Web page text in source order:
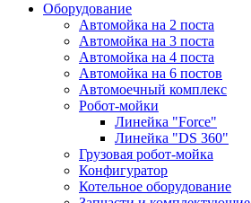
Оборудование
Автомойка на 2 поста
Автомойка на 3 поста
Автомойка на 4 поста
Автомойка на 6 постов
Автомоечный комплекс
Робот-мойки
Линейка "Force"
Линейка "DS 360"
Грузовая робот-мойка
Конфигуратор
Котельное оборудование